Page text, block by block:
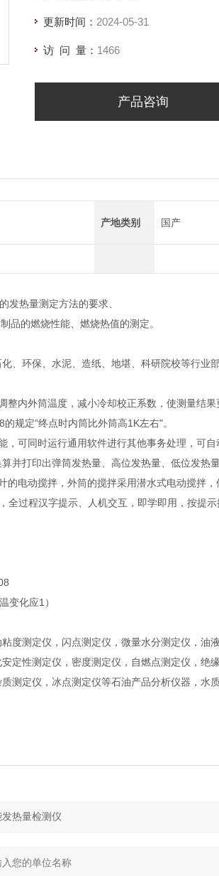
更新时间： 2024-05-31
访 问 量： 1466
产品咨询
产地类别 国产
发热量测定方法的要求、
品的燃烧性能、燃烧热值的测定。
、环保、水泥、造纸、地堪、科研院校等行业
整内外筒温度，减小冷却校正系数，使测量结果
规定“终点时内筒比外筒高1K左右"。
，可同时运行通用软件进行其他事务处理，可
并打印出弹筒发热量、高位发热量、低位发热
的电动搅拌，外筒的搅拌采用潜水式电动搅拌
全过程汉字提示、人机交互，即学即用，按提
变化应1）
粘度测定仪，闪点测定仪，微量水分测定仪，
定性测定仪，密度测定仪，自燃点测定仪，
测定仪，冰点测定仪等石油产品分析仪器，水